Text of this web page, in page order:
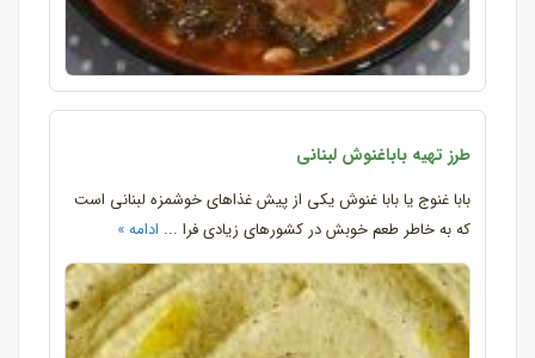
طرز تهیه باباغنوش لبنانی
بابا غنوج یا بابا غنوش یکی از پیش غذاهای خوشمزه لبنانی است
که به خاطر طعم خوبش در کشورهای زیادی فرا ... ادامه »